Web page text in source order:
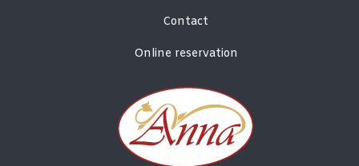
Contact
Online reservation